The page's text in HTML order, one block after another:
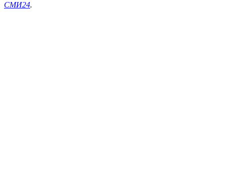
СМИ24.